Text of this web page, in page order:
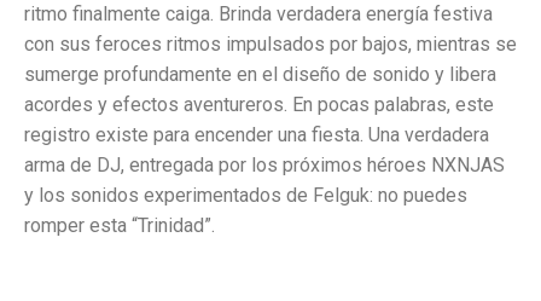
ritmo finalmente caiga. Brinda verdadera energía festiva
con sus feroces ritmos impulsados ​​por bajos, mientras se
sumerge profundamente en el diseño de sonido y libera
acordes y efectos aventureros. En pocas palabras, este
registro existe para encender una fiesta. Una verdadera
arma de DJ, entregada por los próximos héroes NXNJAS
y los sonidos experimentados de Felguk: no puedes
romper esta “Trinidad”.